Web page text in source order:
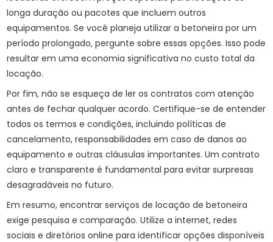
longa duração ou pacotes que incluem outros
equipamentos. Se você planeja utilizar a betoneira por um
período prolongado, pergunte sobre essas opções. Isso pode
resultar em uma economia significativa no custo total da
locação.
Por fim, não se esqueça de ler os contratos com atenção
antes de fechar qualquer acordo. Certifique-se de entender
todos os termos e condições, incluindo políticas de
cancelamento, responsabilidades em caso de danos ao
equipamento e outras cláusulas importantes. Um contrato
claro e transparente é fundamental para evitar surpresas
desagradáveis no futuro.
Em resumo, encontrar serviços de locação de betoneira
exige pesquisa e comparação. Utilize a internet, redes
sociais e diretórios online para identificar opções disponíveis